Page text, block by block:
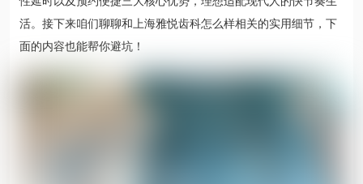
活。接下来咱们聊聊和上海雅悦齿科怎么样相关的实用细节，下
面的内容也能帮你避坑！